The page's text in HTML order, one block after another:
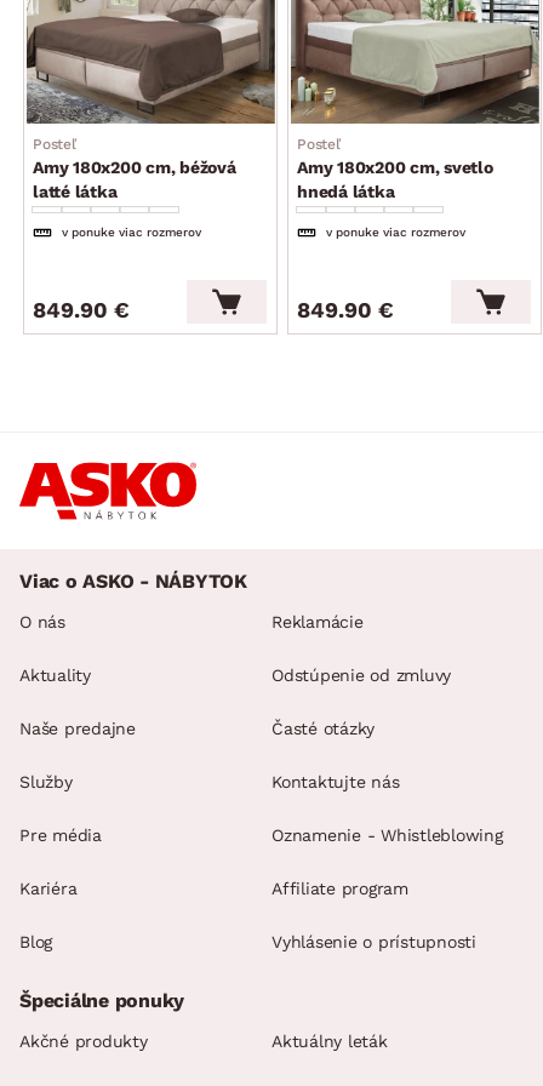
Posteľ
Amy 180x200 cm, béžová
latté látka
v ponuke viac rozmerov
849.90 €
Posteľ
Amy 180x200 cm, svetlo
hnedá látka
v ponuke viac rozmerov
849.90 €
Viac o ASKO - NÁBYTOK
O nás
Aktuality
Naše predajne
Služby
Pre média
Kariéra
Blog
Reklamácie
Odstúpenie od zmluvy
Časté otázky
Kontaktujte nás
Oznamenie - Whistleblowing
Affiliate program
Vyhlásenie o prístupnosti
Špeciálne ponuky
Akčné produkty Aktuálny leták